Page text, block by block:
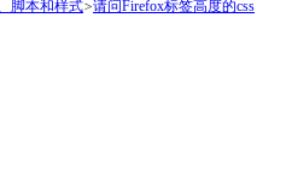
脚本和样式>请问Firefox标签高度的css